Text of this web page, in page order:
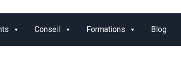
Conseil Formations Blog